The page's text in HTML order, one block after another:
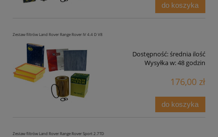
do koszyka
Zestaw filtrów Land Rover Range Rover IV 4.4 D V8
Dostępność:średnia ilość
Wysyłka w:48 godzin
176,00 zł
do koszyka
Zestaw filtrów Land Rover Range Rover Sport 2.7TD